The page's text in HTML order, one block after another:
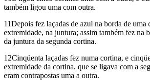
também ligou uma com outra.
11Depois fez laçadas de azul na borda de uma
extremidade, na juntura; assim também fez na
da juntura da segunda cortina.
12Cinqüenta laçadas fez numa cortina, e
extremidade da cortina, que se ligava com a
eram contrapostas uma a outra.